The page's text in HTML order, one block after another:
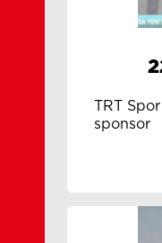
TRT
sponsor